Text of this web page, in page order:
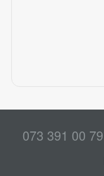
073 391 00 79